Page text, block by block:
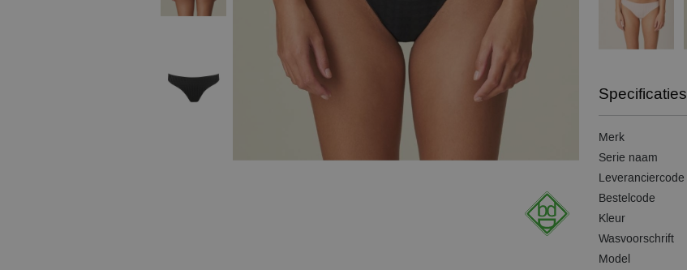
Specificaties
Merk
Serie naam
Leveranciercode
Bestelcode
Kleur
Wasvoorschrift
Model